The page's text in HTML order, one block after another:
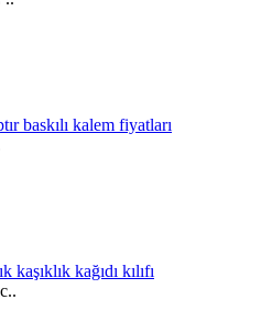
baskılı kalem fiyatları
kaşıklık kağıdı kılıfı